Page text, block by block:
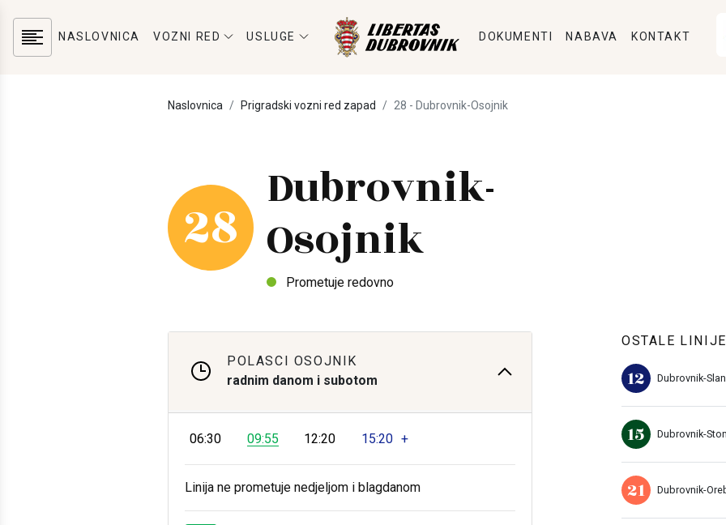
NASLOVNICA VOZNI RED USLUGE DOKUMENTI NABAVA KONTAKT
Naslovnica Prigradski vozni red zapad 28 - Dubrovnik-Osojnik
28
Dubrovnik-
Osojnik
Prometuje redovno
POLASCI OSOJNIK
radnim danom i subotom
06:30 09:55 12:20 15:20 +
Linija ne prometuje nedjeljom i blagdanom
OSTALE
12 Dubrovnik-
15 Dubrovnik-Ston
21 Dubrovnik-